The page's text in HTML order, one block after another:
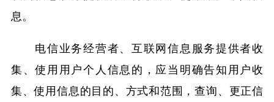
息。
电信业务经营者、互联网信息服务提供者收
集、使用用户个人信息的，应当明确告知用户收
集、使用信息的目的、方式和范围，查询、更正信